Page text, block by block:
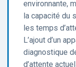
environnante,
la capacité du
les temps
L’ajout d’un
diagnostique
d’attente